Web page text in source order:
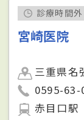
診療時間外
宮崎医院
三重県名
0595-63-
赤目口駅